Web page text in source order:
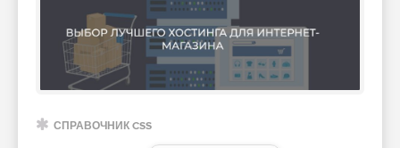
СПРАВОЧНИК CSS